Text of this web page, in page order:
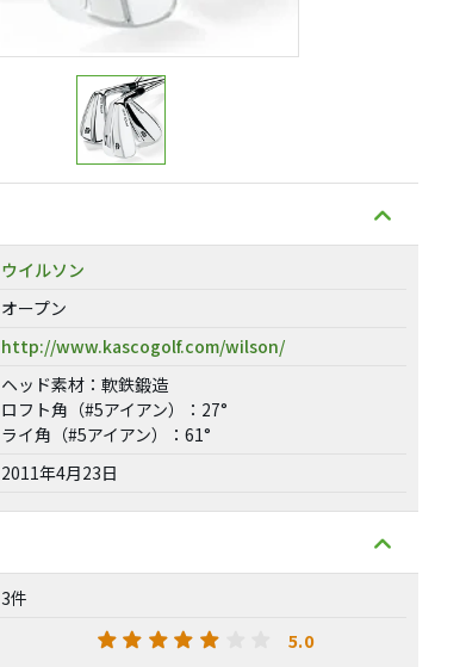
ウイルソン
オープン
http://www.kascogolf.com/wilson/
ヘッド素材：軟鉄鍛造
ロフト角（#5アイアン）：27°
ライ角（#5アイアン）：61°
2011年4月23日
3件
5.0